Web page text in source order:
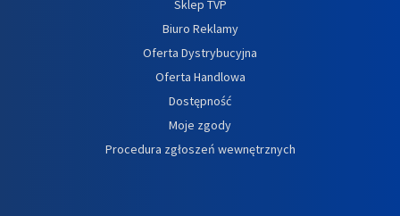
Sklep TVP
Biuro Reklamy
Oferta Dystrybucyjna
Oferta Handlowa
Dostępność
Moje zgody
Procedura zgłoszeń wewnętrznych